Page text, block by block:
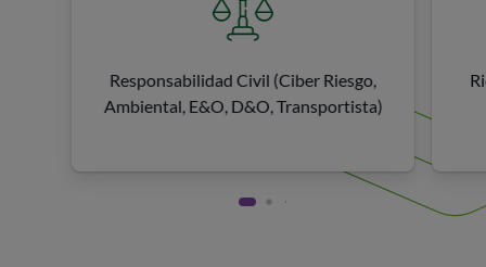
Responsabilidad Civil (Ciber Riesgo,
Ambiental, E&O, D&O, Transportista)